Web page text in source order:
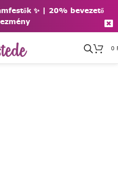
✨ | 20% bevezető
0